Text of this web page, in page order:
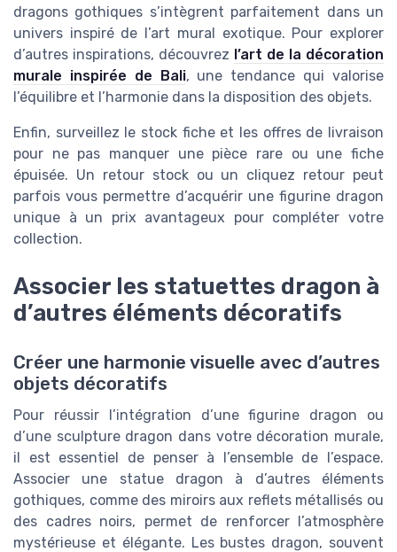
dragons gothiques s’intègrent parfaitement dans un
univers inspiré de l’art mural exotique. Pour explorer
d’autres inspirations, découvrez l’art de la décoration
murale inspirée de Bali, une tendance qui valorise
l’équilibre et l’harmonie dans la disposition des objets.
Enfin, surveillez le stock fiche et les offres de livraison
pour ne pas manquer une pièce rare ou une fiche
épuisée. Un retour stock ou un cliquez retour peut
parfois vous permettre d’acquérir une figurine dragon
unique à un prix avantageux pour compléter votre
collection.
Associer les statuettes dragon à
d’autres éléments décoratifs
Créer une harmonie visuelle avec d’autres
objets décoratifs
Pour réussir l’intégration d’une figurine dragon ou
d’une sculpture dragon dans votre décoration murale,
il est essentiel de penser à l’ensemble de l’espace.
Associer une statue dragon à d’autres éléments
gothiques, comme des miroirs aux reflets métallisés ou
des cadres noirs, permet de renforcer l’atmosphère
mystérieuse et élégante. Les bustes dragon, souvent